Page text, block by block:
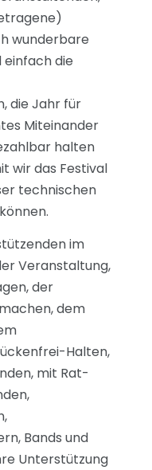
wunderbare
einfach die
die Jahr für
Miteinander
halten
wir das Festival
technischen
im
Veranstaltung,
der
dem
Halten,
mit Rat-
Bands und
Unterstützung